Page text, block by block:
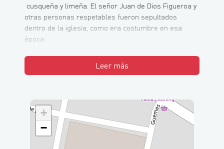
cusqueña y limeña. El señor Juan de Dios Figueroa y
otras personas respetables fueron sepultados
dentro de la iglesia, como era costumbre en esa
época.
Leer más
+
−